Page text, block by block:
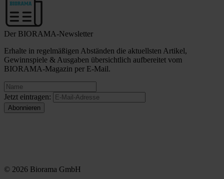
Der BIORAMA-Newsletter
Erhalte in regelmäßigen Abständen die aktuellsten Artikel,
Gewinnspiele & Ausgaben übersichtlich aufbereitet vom
BIORAMA-Magazin per E-Mail.
Jetzt eintragen:
© 2026 Biorama GmbH